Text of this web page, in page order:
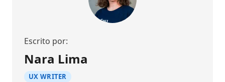
Escrito por:
Nara Lima
UX WRITER